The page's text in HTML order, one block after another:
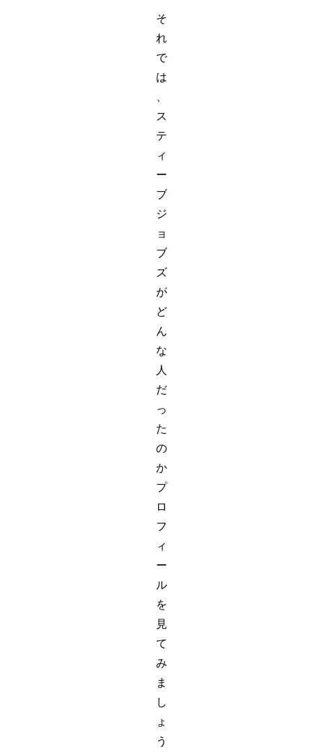
そ
れ
で
は
ス
テ
ィ
ー
ブ
ジ
ョ
ブ
ズ
が
ど
ん
な
人
だ
っ
た
の
か
プ
ロ
フ
ィ
ー
ル
を
見
て
み
ま
し
ょ
う